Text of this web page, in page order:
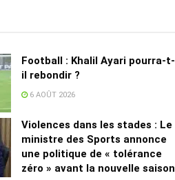
Football : Khalil Ayari pourra-t-
il rebondir ?
6 AOÛT 2026
Violences dans les stades : Le
ministre des Sports annonce
une politique de « tolérance
zéro » avant la nouvelle saison